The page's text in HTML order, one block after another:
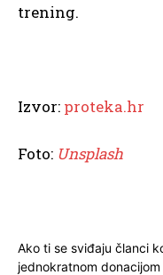
trening.
Izvor: proteka.hr
Foto: Unsplash
Ako ti se sviđaju članci
jednokratnom